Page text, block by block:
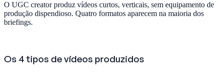
O UGC creator produz vídeos curtos, verticais, sem equipamento de
produção dispendioso. Quatro formatos aparecem na maioria dos
briefings.
Os 4 tipos de vídeos produzidos